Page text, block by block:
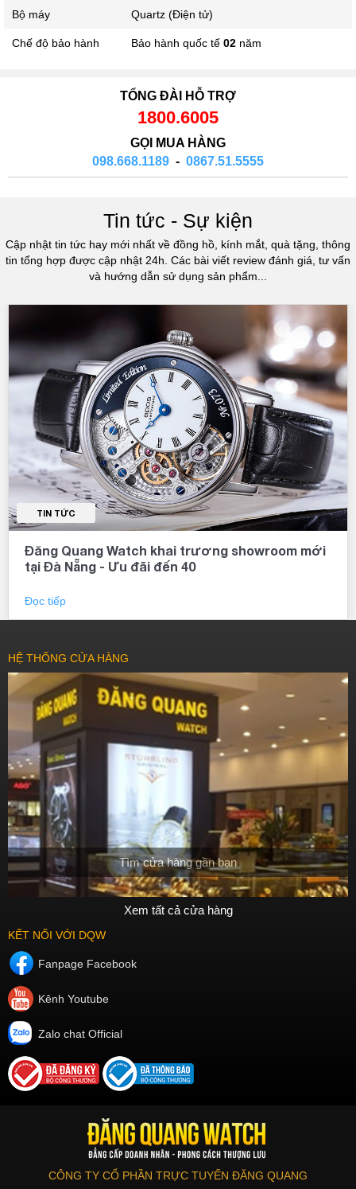
Bộ máy Quartz (Điện tử)
Chế độ bảo hành Bảo hành quốc tế 02 năm
TỔNG ĐÀI HỖ TRỢ
1800.6005
GỌI MUA HÀNG
098.668.1189 - 0867.51.5555
Tin tức - Sự kiện
Cập nhật tin tức hay mới nhất về đồng hồ, kính mắt, quà tặng, thông
tin tổng hợp được cập nhật 24h. Các bài viết review đánh giá, tư vấn
và hướng dẫn sử dụng sản phẩm...
TIN TỨC
Đăng Quang Watch khai trương showroom mới
tại Đà Nẵng - Ưu đãi đến 40
Đọc tiếp
HỆ THỐNG CỬA HÀNG
Tìm cửa hàng gần bạn
Xem tất cả cửa hàng
KẾT NỐI VỚI DQW
Fanpage Facebook
Kênh Youtube
Zalo chat Official
CÔNG TY CỔ PHẦN TRỰC TUYẾN ĐĂNG QUANG